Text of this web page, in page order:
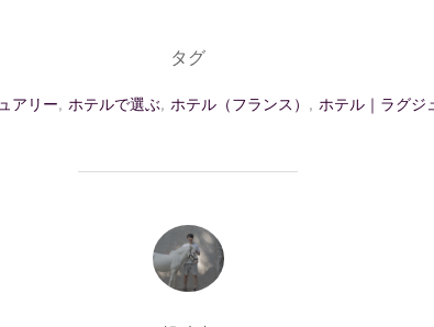
タグ
アリー, ホテルで選ぶ, ホテル（フランス） , ホテル｜ラグジ
投稿者